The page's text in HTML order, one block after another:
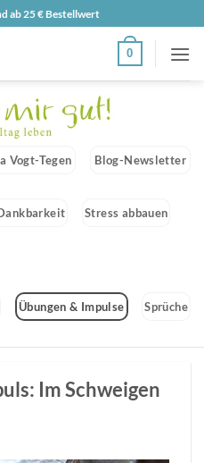
ab 25 € Bestellwert
0
Vogt-Tegen Blog-Newsletter
Stress abbauen
Übungen & Impulse Sprüche
Im Schweigen